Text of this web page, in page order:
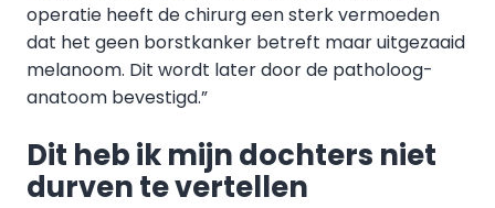
operatie heeft de chirurg een sterk vermoeden
dat het geen borstkanker betreft maar uitgezaaid
melanoom. Dit wordt later door de patholoog-
anatoom bevestigd.”
Dit heb ik mijn dochters niet
durven te vertellen